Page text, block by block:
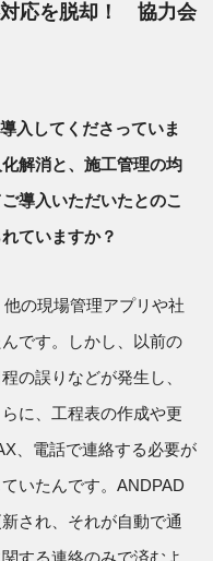
応を脱却！ 協力会
入してくださっていま
解消と、施工管理の均
導入いただいたとのこ
ていますか？
の現場管理アプリや社
です。しかし、以前の
の誤りなどが発生し、
に、工程表の作成や更
、電話で連絡する必要が
いたんです。ANDPAD
され、それが自動で通